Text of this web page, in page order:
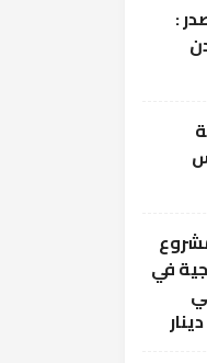
:
في